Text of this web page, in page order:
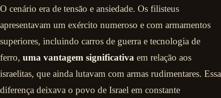
O cenário era de tensão e ansiedade. Os filisteus
apresentavam um exército numeroso e com armamentos
superiores, incluindo carros de guerra e tecnologia de
ferro, uma vantagem significativa em relação aos
israelitas, que ainda lutavam com armas rudimentares. Essa
diferença deixava o povo de Israel em constante